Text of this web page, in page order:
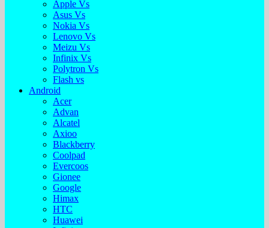
Apple Vs
Asus Vs
Nokia Vs
Lenovo Vs
Meizu Vs
Infinix Vs
Polytron Vs
Flash vs
Android
Acer
Advan
Alcatel
Axioo
Blackberry
Coolpad
Evercoos
Gionee
Google
Himax
HTC
Huawei